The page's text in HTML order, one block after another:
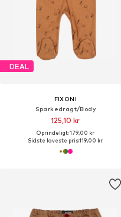
DEAL
FIXONI
Sparkedragt/Body
125,10 kr
Oprindeligt: 179,00 kr
Sidste laveste pris:119,00 kr